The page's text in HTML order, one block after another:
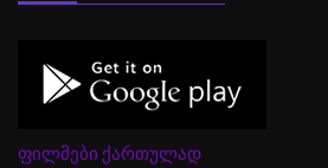
ფილმები ქართულად